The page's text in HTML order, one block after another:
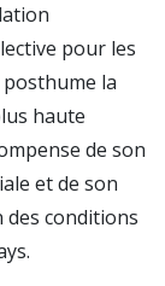
pour les
la
haute
de son
et de son
des conditions